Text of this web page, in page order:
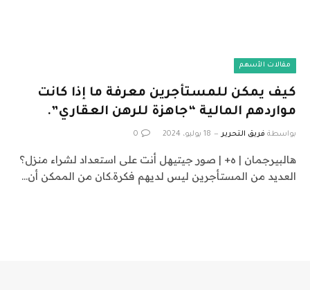
مقالات الأسهم
كيف يمكن للمستأجرين معرفة ما إذا كانت
مواردهم المالية “جاهزة للرهن العقاري”.
بواسطة فريق التحرير 18 يوليو، 2024 0
هالبيرجمان | ه+ | صور جيتيهل أنت على استعداد لشراء منزل؟
العديد من المستأجرين ليس لديهم فكرة.كان من الممكن أن…